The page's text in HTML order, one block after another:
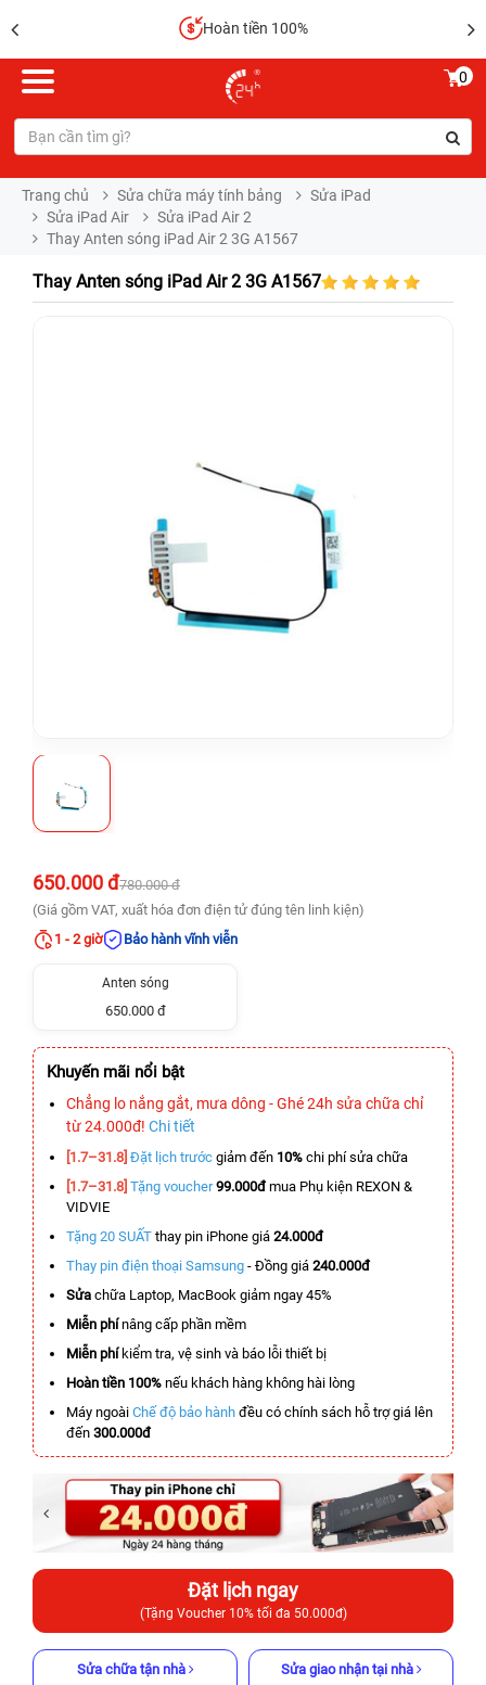
Hoàn tiền 100%
0
Trang chủ Sửa chữa máy tính bảng
Sửa iPad
Sửa iPad Air
Sửa iPad Air 2
Thay Anten sóng iPad Air 2 3G A1567
Thay Anten sóng iPad Air 2 3G A1567
650.000 đ780.000 đ
(Giá gồm VAT, xuất hóa đơn điện tử đúng tên linh kiện)
1 - 2 giờ
Bảo hành vĩnh viễn
Anten sóng
650.000 đ
Khuyến mãi nổi bật
Chẳng lo nắng gắt, mưa dông - Ghé 24h sửa chữa chỉ
từ 24.000đ! Chi tiết
[1.7–31.8] Đặt lịch trước giảm đến 10% chi phí sửa chữa
[1.7–31.8] Tặng voucher 99.000đmua Phụ kiện REXON &
VIDVIE
Tặng 20 SUẤT thay pin iPhone giá 24.000đ
Thay pin điện thoại Samsung - Đồng giá 240.000đ
Sửa chữa Laptop, MacBook giảm ngay 45%
Miễn phínâng cấp phần mềm
Miễn phíkiểm tra, vệ sinh và báo lỗi thiết bị
Hoàn tiền 100% nếu khách hàng không hài lòng
Máy ngoài Chế độ bảo hành đều có chính sách hỗ trợ giá lên
đến 300.000đ
Đặt lịch ngay
(Tặng Voucher 10% tối đa 50.000đ)
Sửa chữa tận nhà Sửa giao nhận tại nhà